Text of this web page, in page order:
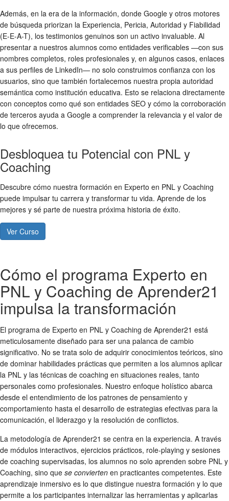
Además, en la era de la información, donde Google y otros motores
de búsqueda priorizan la Experiencia, Pericia, Autoridad y Fiabilidad
(E-E-A-T), los testimonios genuinos son un activo invaluable. Al
presentar a nuestros alumnos como entidades verificables —con sus
nombres completos, roles profesionales y, en algunos casos, enlaces
a sus perfiles de LinkedIn— no solo construimos confianza con los
usuarios, sino que también fortalecemos nuestra propia autoridad
semántica como institución educativa. Esto se relaciona directamente
con conceptos como qué son entidades SEO y cómo la corroboración
de terceros ayuda a Google a comprender la relevancia y el valor de
lo que ofrecemos.
Desbloquea tu Potencial con PNL y
Coaching
Descubre cómo nuestra formación en Experto en PNL y Coaching
puede impulsar tu carrera y transformar tu vida. Aprende de los
mejores y sé parte de nuestra próxima historia de éxito.
Ver Curso
Cómo el programa Experto en
PNL y Coaching de Aprender21
impulsa la transformación
El programa de Experto en PNL y Coaching de Aprender21 está
meticulosamente diseñado para ser una palanca de cambio
significativo. No se trata solo de adquirir conocimientos teóricos, sino
de dominar habilidades prácticas que permiten a los alumnos aplicar
la PNL y las técnicas de coaching en situaciones reales, tanto
personales como profesionales. Nuestro enfoque holístico abarca
desde el entendimiento de los patrones de pensamiento y
comportamiento hasta el desarrollo de estrategias efectivas para la
comunicación, el liderazgo y la resolución de conflictos.
La metodología de Aprender21 se centra en la experiencia. A través
de módulos interactivos, ejercicios prácticos, role-playing y sesiones
de coaching supervisadas, los alumnos no solo aprenden sobre PNL y
Coaching, sino que se convierten en practicantes competentes. Este
aprendizaje inmersivo es lo que distingue nuestra formación y lo que
permite a los participantes internalizar las herramientas y aplicarlas